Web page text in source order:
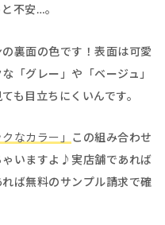
不安…。
裏面の色です！表面は可愛
「グレー」や「ベージュ」
も目立ちにくいんです。
なカラー」
この組み合わせ
いますよ♪実店舗であれば
ば無料のサンプル請求で確